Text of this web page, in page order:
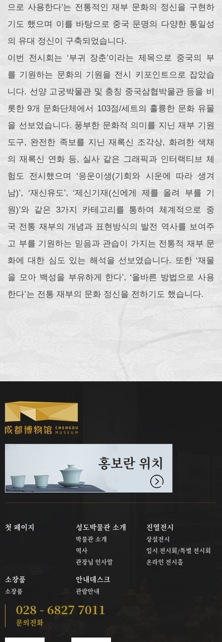
으로 사용한다'는 전통적인 재부 문화의 정신을 구현하
기도 했으며 이를 바탕으로 중국 문명의 다양한 통일성
의 유대 정신이 구축되었습니다.
이번 전시회는 ‘부귀 장춘’이라는 제목으로 중국의 부
를 기원하는 문화의 기원을 전시 키포인트으로 잡았습
니다. 선양 고궁박물관 및 충칭 중국삼협박물관 등을 비
롯한 9개 문화단체에서 103점/세트의 훌륭한 문화 유물
을 선보였습니다. 풍부한 문화적 의미를 지닌 재부 기원
도구, 완전한 족보를 지닌 재록신 조각상, 화려한 색채
의 재록신 연화 등, 실사 같은 그래픽과 인터랙티브 체
험도 전시했으며 ‘응운이생(기회와 시운에 따라 생겨
남)’, ‘재신유도’, ‘제신기재(신에게 제를 올려 부를 기
원)’와 같은 3가지 카테고리를 통하여 체계적으로 중
국 전통 재부의 개념과 표현방식의 발전 역사를 보여주
고 부를 기원하는 믿음과 관습이 가지는 전통적 재부 문
화에 대한 심도 있는 해석을 선보였습니다. 또한 ‘재물
을 모아 백성을 부유하게 한다’, ‘올바른 방법으로 사용
한다’는 전통 재부의 문화 정신을 전하기도 했습니다.
홍보란 위치
첫 페이지 성도박물관 소개
박물관 소개
역사
관장님 인사말
진열전시
상설전시
임시 전시회/특별 전시회
온라인 전시홀
소장품
소장품
안내데스크
관람안내
028 - 6827 7011
문의전화